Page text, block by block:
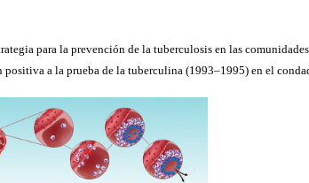
para la prevención de la tuberculosis en las comunidades
positiva a la prueba de la tuberculina (1993–1995) en el